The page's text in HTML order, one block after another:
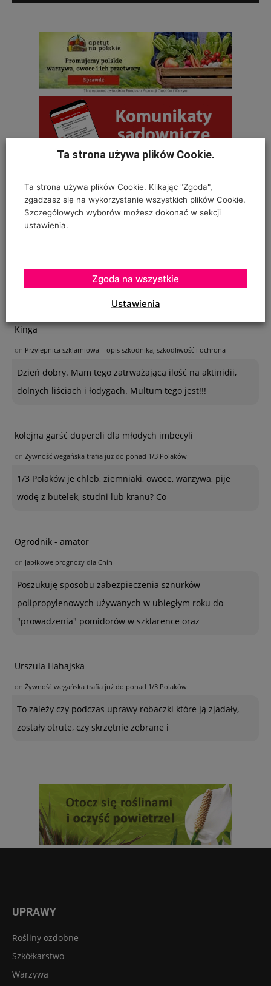
OSTATNIE KOMENTARZE
Krystyna
Na szczepionym wiązie zaczęły wyrastać dzikie pędy w
bardzo dużej ilości. Co z nimi należy
Kinga
on Przylepnica szklarniowa – opis szkodnika, szkodliwość i ochrona
Dzień dobry. Mam tego zatrważającą ilość na aktinidii,
dolnych liściach i łodygach. Multum tego jest!!!
kolejna garść dupereli dla młodych imbecyli
on Żywność wegańska trafia już do ponad 1/3 Polaków
1/3 Polaków je chleb, ziemniaki, owoce, warzywa, pije
wodę z butelek, studni lub kranu? Co
Ogrodnik - amator
on Jabłkowe prognozy dla Chin
Poszukuję sposobu zabezpieczenia sznurków
polipropylenowych używanych w ubiegłym roku do
"prowadzenia" pomidorów w szklarence oraz
Urszula Hahajska
on Żywność wegańska trafia już do ponad 1/3 Polaków
To zależy czy podczas uprawy robaczki które ją zjadały,
zostały otrute, czy skrzętnie zebrane i
UPRAWY
Rośliny ozdobne
Szkółkarstwo
Warzywa
Ta strona używa plików Cookie.
Ta strona używa plików Cookie. Klikając "Zgoda",
zgadzasz się na wykorzystanie wszystkich plików Cookie.
Szczegółowych wyborów możesz dokonać w sekcji
ustawienia.
Ustawienia
Zgoda na wszystkie